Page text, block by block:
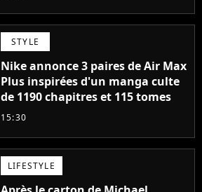
STYLE
Nike annonce 3 paires de Air Max
Plus inspirées d'un manga culte
de 1190 chapitres et 115 tomes
15:30
LIFESTYLE